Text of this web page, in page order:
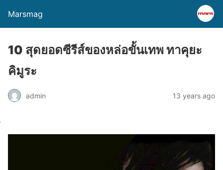
Marsmag
10 สุดยอดซีรีส์ของหล่อขั้นเทพ ทาคุยะ
คิมูระ
admin 13 years ago